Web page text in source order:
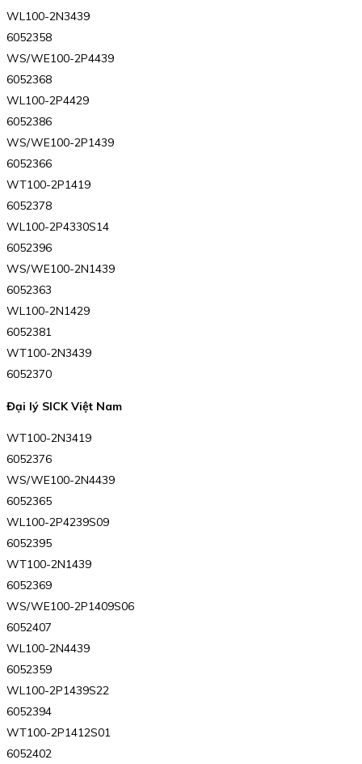
WL100-2N3439
6052358
WS/WE100-2P4439
6052368
WL100-2P4429
6052386
WS/WE100-2P1439
6052366
WT100-2P1419
6052378
WL100-2P4330S14
6052396
WS/WE100-2N1439
6052363
WL100-2N1429
6052381
WT100-2N3439
6052370
Đại lý SICK Việt Nam
WT100-2N3419
6052376
WS/WE100-2N4439
6052365
WL100-2P4239S09
6052395
WT100-2N1439
6052369
WS/WE100-2P1409S06
6052407
WL100-2N4439
6052359
WL100-2P1439S22
6052394
WT100-2P1412S01
6052402